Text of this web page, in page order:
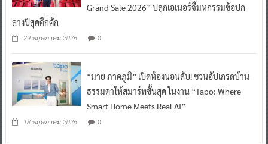
Grand Sale 2026” ปลุกเอเนอร์จี้มหกรรมช้อปก
ลางปีสุดคึกคัก
29 พฤษภาคม 2026 0
“มาย ภาคภูมิ” เปิดห้องนอนลับ! ชวนอัปเกรดบ้าน
ธรรมดาให้สมาร์ทขั้นสุด ในงาน “Tapo: Where
Smart Home Meets Real AI”
18 พฤษภาคม 2026 0